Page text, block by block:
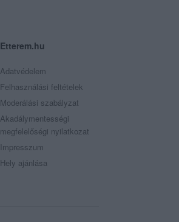
Etterem.hu
Adatvédelem
Felhasználási feltételek
Moderálási szabályzat
Akadálymentességi
megfelelőségi nyilatkozat
Impresszum
Hely ajánlása